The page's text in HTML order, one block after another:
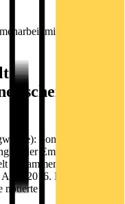
mit chinesischer
Hua
Sonstiges 2016-
ist der Emittent
Zusammenarbeit mit
2016. Die im Prime
notierte